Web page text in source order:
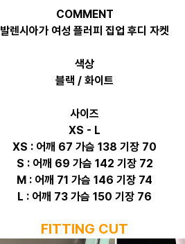
COMMENT
발렌시아가 여성 플러피 집업 후디 자켓
색상
블랙 / 화이트
사이즈
XS - L
XS : 어깨 67 가슴 138 기장 70
S : 어깨 69 가슴 142 기장 72
M : 어깨 71 가슴 146 기장 74
L : 어깨 73 가슴 150 기장 76
FITTING CUT